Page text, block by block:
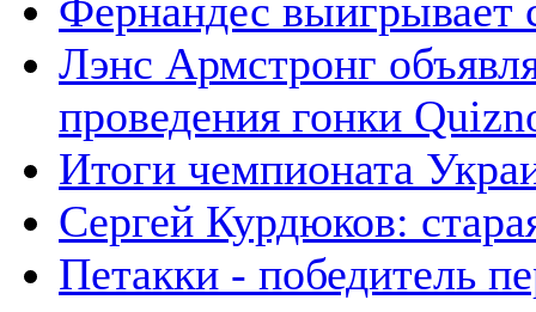
Фернандес
Лэнс Армстронг
проведения гонки
Итоги чемпионата
Сергей Курдюков:
Петакки - победитель